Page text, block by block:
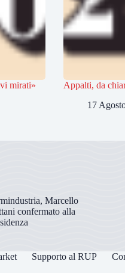
mirati»
Appalti, da
17
Marcello
confermato alla
Supporto al RUP